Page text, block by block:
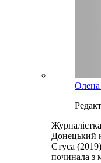
Донецький
Стуса
починала з